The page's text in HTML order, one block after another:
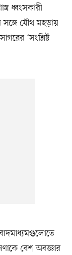
ধ্বংসকারী
যৌথ মহড়ায়
‘সংশ্লিষ্ট
বেশ অবজ্ঞার